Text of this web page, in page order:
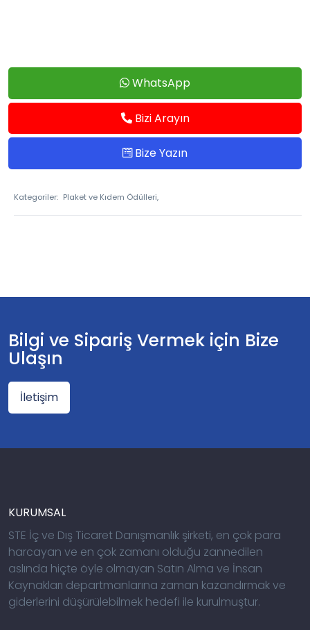
WhatsApp
Bizi Arayın
Bize Yazın
Kategoriler: Plaket ve Kıdem Ödülleri,
Bilgi ve Sipariş Vermek için Bize
Ulaşın
İletişim
KURUMSAL
STE İç ve Dış Ticaret Danışmanlık şirketi, en çok para
harcayan ve en çok zamanı olduğu zannedilen
aslında hiçte öyle olmayan Satın Alma ve İnsan
Kaynakları departmanlarına zaman kazandırmak ve
giderlerini düşürülebilmek hedefi ile kurulmuştur.